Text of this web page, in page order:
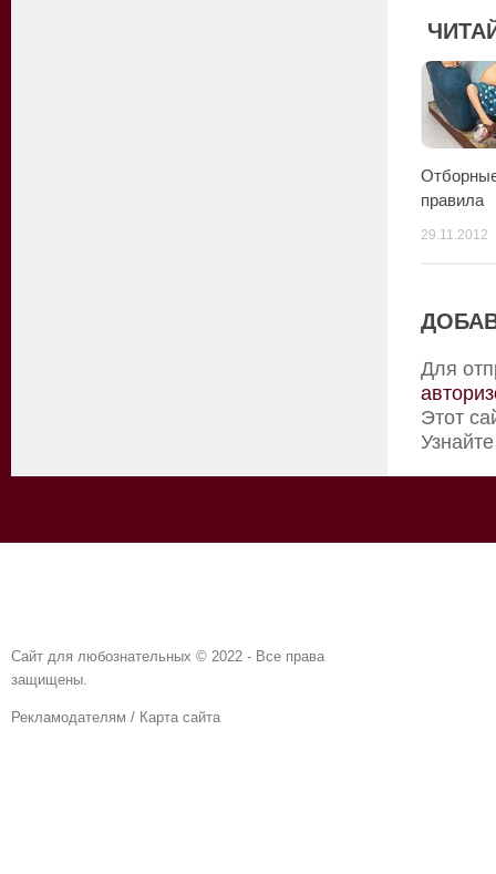
правила
29.11.2012
Для
Этот
Сайт для любознательных © 2022 - Все права
защищены.
Рекламодателям / Карта сайта